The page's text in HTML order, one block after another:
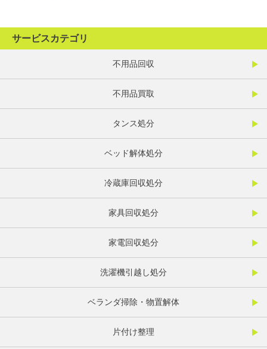
サービスカテゴリ
不用品回収
不用品買取
タンス処分
ベッド解体処分
冷蔵庫回収処分
家具回収処分
家電回収処分
洗濯機引越し処分
ベランダ掃除・物置解体
片付け整理